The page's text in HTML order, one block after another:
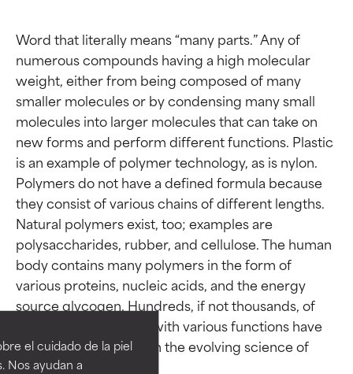
el cuidado de la piel
Nos ayudan a
Word that literally means “many parts.” Any of
numerous compounds having a high molecular
weight, either from being composed of many
smaller molecules or by condensing many small
molecules into larger molecules that can take on
new forms and perform different functions. Plastic
is an example of polymer technology, as is nylon.
Polymers do not have a defined formula because
they consist of various chains of different lengths.
Natural polymers exist, too; examples are
polysaccharides, rubber, and cellulose. The human
body contains many polymers in the form of
various proteins, nucleic acids, and the energy
source glycogen. Hundreds, if not thousands, of
cosmetic ingredients with various functions have
been created based on the evolving science of
Calificaciones de
ingredientes
EXCELENTE
Calificaciones de
ingredientes
EXCELENTE